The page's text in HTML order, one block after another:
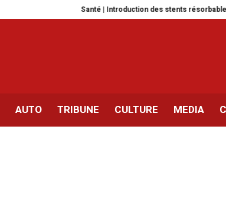
Santé | Introduction des stents résorbables en
AUTO TRIBUNE CULTURE MEDIA